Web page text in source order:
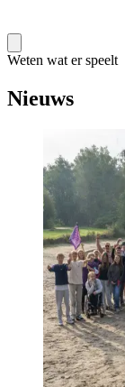
Weten wat er speelt
Nieuws